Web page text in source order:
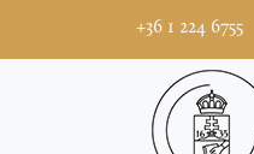
+36 1 224 6755